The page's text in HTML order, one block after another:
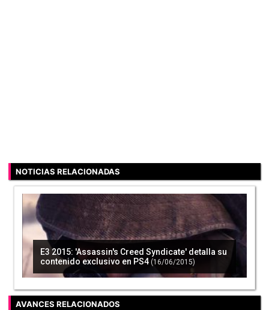
NOTICIAS RELACIONADAS
E3 2015: 'Assassin's Creed Syndicate' detalla su
contenido exclusivo en PS4 (16/06/2015)
AVANCES RELACIONADOS